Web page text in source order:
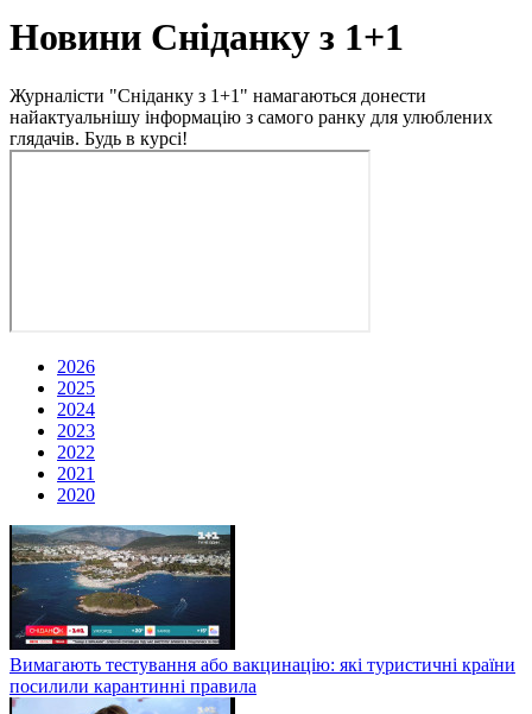
Новини Сніданку з 1+1
Журналісти "Сніданку з 1+1" намагаються донести
найактуальнішу інформацію з самого ранку для улюблених
глядачів. Будь в курсі!
2026
2025
2024
2023
2022
2021
2020
Вимагають тестування або вакцинацію: які туристичні країни
посилили карантинні правила